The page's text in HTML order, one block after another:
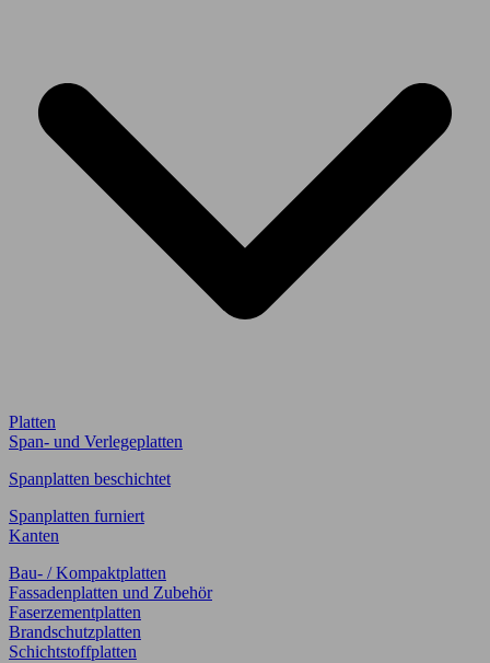
Platten
Span- und Verlegeplatten
Spanplatten beschichtet
Spanplatten furniert
Kanten
Bau- / Kompaktplatten
Fassadenplatten und Zubehör
Faserzementplatten
Brandschutzplatten
Schichtstoffplatten